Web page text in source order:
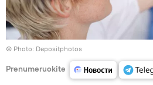
© Photo: Depositphotos
Prenumeruokite